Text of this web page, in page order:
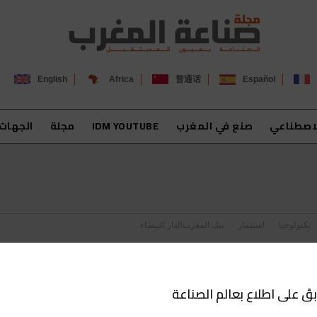
Español
普通话
Africa
English
صنع في المغرب IDM YOUTUBE مجلة الجهات
بنعلوش تتوج بجائزة الشارقة للاتصال الحكومي كأفضل
على اطلاع بعالم الصناعة